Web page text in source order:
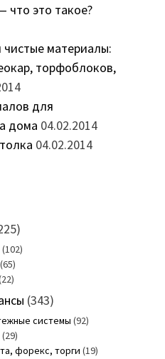
что это такое?
чистые материалы:
торфоблоков,
для
дома 04.02.2014
04.02.2014
(102)
(65)
(343)
системы (92)
(29)
форекс, торги (19)